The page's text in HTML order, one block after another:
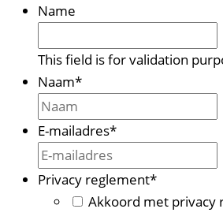
Name
This field is for validation
Naam*
E-mailadres*
Privacy reglement*
Akkoord met privacy